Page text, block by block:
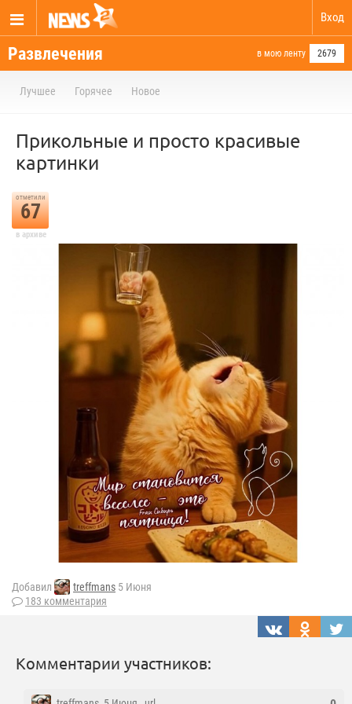
Вход
Развлечения в мою ленту 2679
Лучшее Горячее Новое
Прикольные и просто красивые
картинки
отметили
67
в архиве
Добавил treffmans 5 Июня
183 комментария
Комментарии участников: